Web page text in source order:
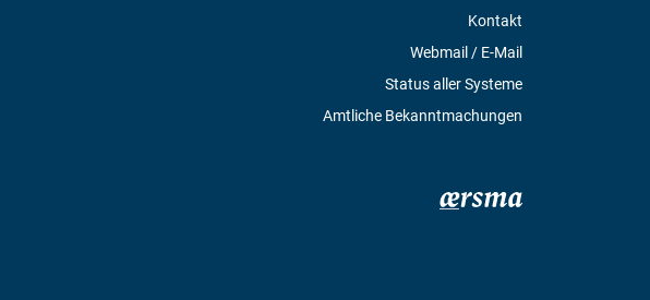
Kontakt
Webmail / E-Mail
Status aller Systeme
Amtliche Bekanntmachungen